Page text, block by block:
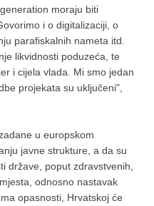
moraju biti
i o digitalizaciji, o
parafiskalnih nameta itd.
likvidnosti poduzeća, te
i cijela vlada. Mi smo jedan
projekata su uključeni",
u europskom
javne strukture, a da su
države, poput zdravstvenih,
odnosno nastavak
opasnosti, Hrvatskoj će